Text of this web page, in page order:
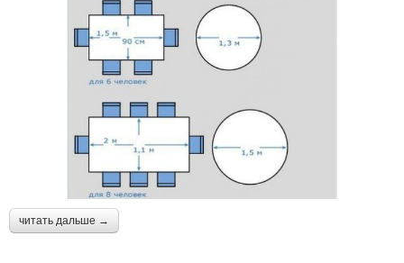
читать дальше →